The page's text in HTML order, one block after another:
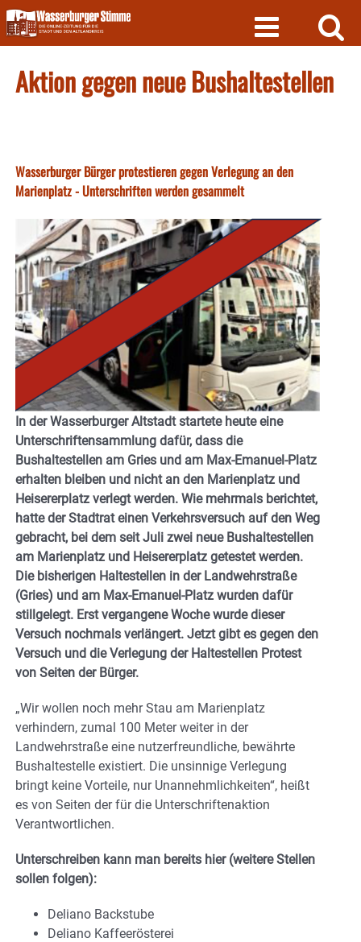
Skip
to
content
Aktion gegen neue Bushaltestellen
Wasserburger Bürger protestieren gegen Verlegung an den
Marienplatz - Unterschriften werden gesammelt
In der Wasserburger Altstadt startete heute eine
Unterschriftensammlung dafür, dass die
Bushaltestellen am Gries und am Max-Emanuel-Platz
erhalten bleiben und nicht an den Marienplatz und
Heisererplatz verlegt werden. Wie mehrmals berichtet,
hatte der Stadtrat einen Verkehrsversuch auf den Weg
gebracht, bei dem seit Juli zwei neue Bushaltestellen
am Marienplatz und Heisererplatz getestet werden.
Die bisherigen Haltestellen in der Landwehrstraße
(Gries) und am Max-Emanuel-Platz wurden dafür
stillgelegt. Erst vergangene Woche wurde dieser
Versuch nochmals verlängert. Jetzt gibt es gegen den
Versuch und die Verlegung der Haltestellen Protest
von Seiten der Bürger.
„Wir wollen noch mehr Stau am Marienplatz
verhindern, zumal 100 Meter weiter in der
Landwehrstraße eine nutzerfreundliche, bewährte
Bushaltestelle existiert. Die unsinnige Verlegung
bringt keine Vorteile, nur Unannehmlichkeiten“, heißt
es von Seiten der für die Unterschriftenaktion
Verantwortlichen.
Unterschreiben kann man bereits hier (weitere Stellen
sollen folgen):
Deliano Backstube
Deliano Kaffeerösterei